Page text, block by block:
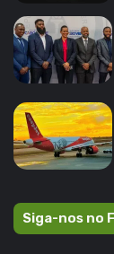
Siga-nos no